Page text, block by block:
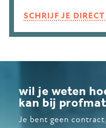
SCHRIJF JE
wil je weten
kan bij
Je bent geen